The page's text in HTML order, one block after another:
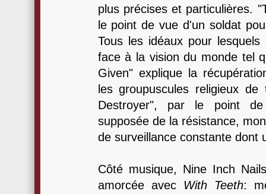
plus précises et particulières.
le point de vue d'un soldat
Tous les idéaux pour
face à la vision du monde tel
Given" explique la
les groupuscules religieux
Destroyer", par le point
supposée de la résistance,
de surveillance constante dont
Côté musique, Nine Inch
amorcée avec With Teeth: